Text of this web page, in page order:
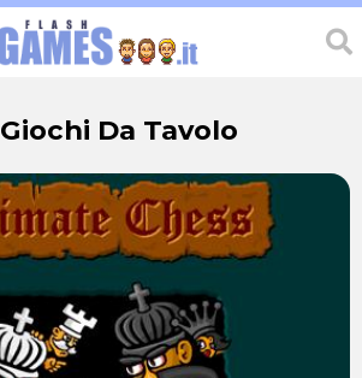
Giochi Da Tavolo